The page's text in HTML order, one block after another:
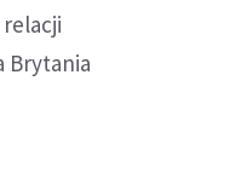
Brytania